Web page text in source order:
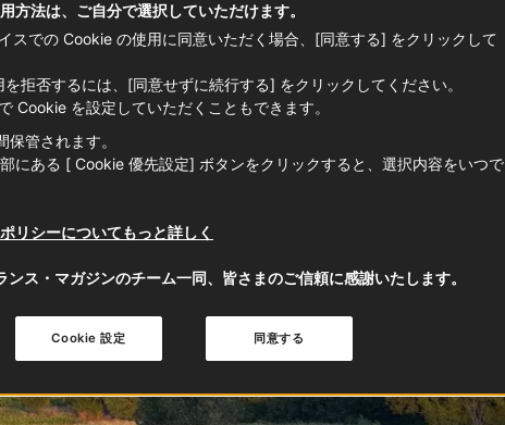
方法は、ご自分で選択していただけます。
スでの Cookie の使用に同意いただく場合、[同意する] をクリックして
拒否するには、[同意せずに続行する] をクリックしてください。
Cookie を設定していただくこともできます。
管されます。
にある [ Cookie 優先設定] ボタンをクリックすると、選択内容をいつで
リシーについてもっと詳しく
ンス・マガジンのチーム一同、皆さまのご信頼に感謝いたします。
同意する
Cookie 設定